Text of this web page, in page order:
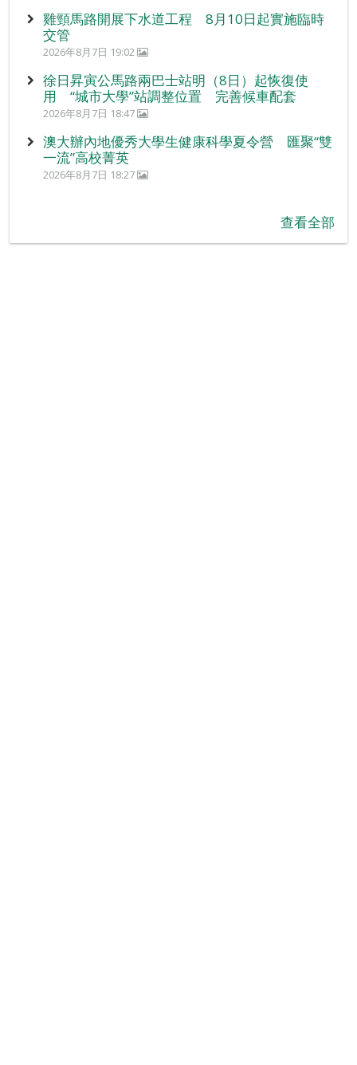
雞頸馬路開展下水道工程 8月10日起實施臨時
交管
2026年8月7日 19:02
徐日昇寅公馬路兩巴士站明（8日）起恢復使
用 “城市大學”站調整位置 完善候車配套
2026年8月7日 18:47
澳大辦內地優秀大學生健康科學夏令營 匯聚“雙
一流”高校菁英
2026年8月7日 18:27
查看全部